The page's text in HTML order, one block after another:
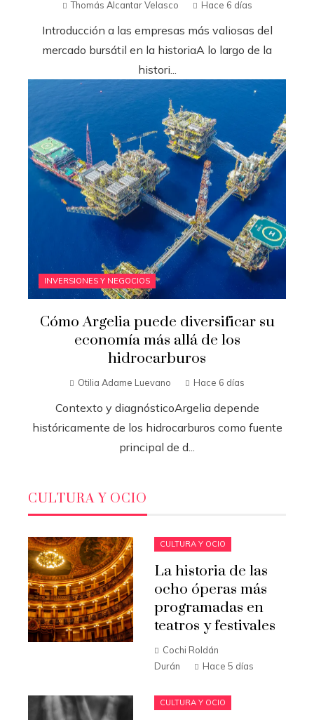
Thomás Alcantar Velasco Hace 6 días
Introducción a las empresas más valiosas del
mercado bursátil en la historiaA lo largo de la
histori...
INVERSIONES Y NEGOCIOS
Cómo Argelia puede diversificar su
economía más allá de los
hidrocarburos
Otilia Adame Luevano Hace 6 días
Contexto y diagnósticoArgelia depende
históricamente de los hidrocarburos como fuente
principal de d...
CULTURA Y OCIO
CULTURA Y OCIO
La historia de las
ocho óperas más
programadas en
teatros y festivales
Cochi Roldán
Durán
Hace 5 días
CULTURA Y OCIO